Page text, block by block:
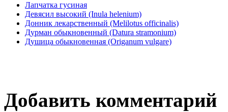
Лапчатка гусиная
Девясил высокий (Inula helenium)
Донник лекарственный (Melilotus officinalis)
Дурман обыкновенный (Datura stramonium)
Душица обыкновенная (Origanum vulgare)
Добавить комментарий